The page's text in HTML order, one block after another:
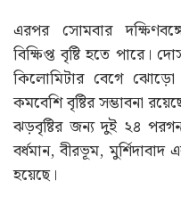
এরপর সোমবার
বিক্ষিপ্ত বৃষ্টি হতে পারে।
কিলোমিটার বেগে
কমবেশি বৃষ্টির সম্ভাবনা
ঝড়বৃষ্টির জন্য দুই ২৪
বর্ধমান, বীরভূম,
হয়েছে।